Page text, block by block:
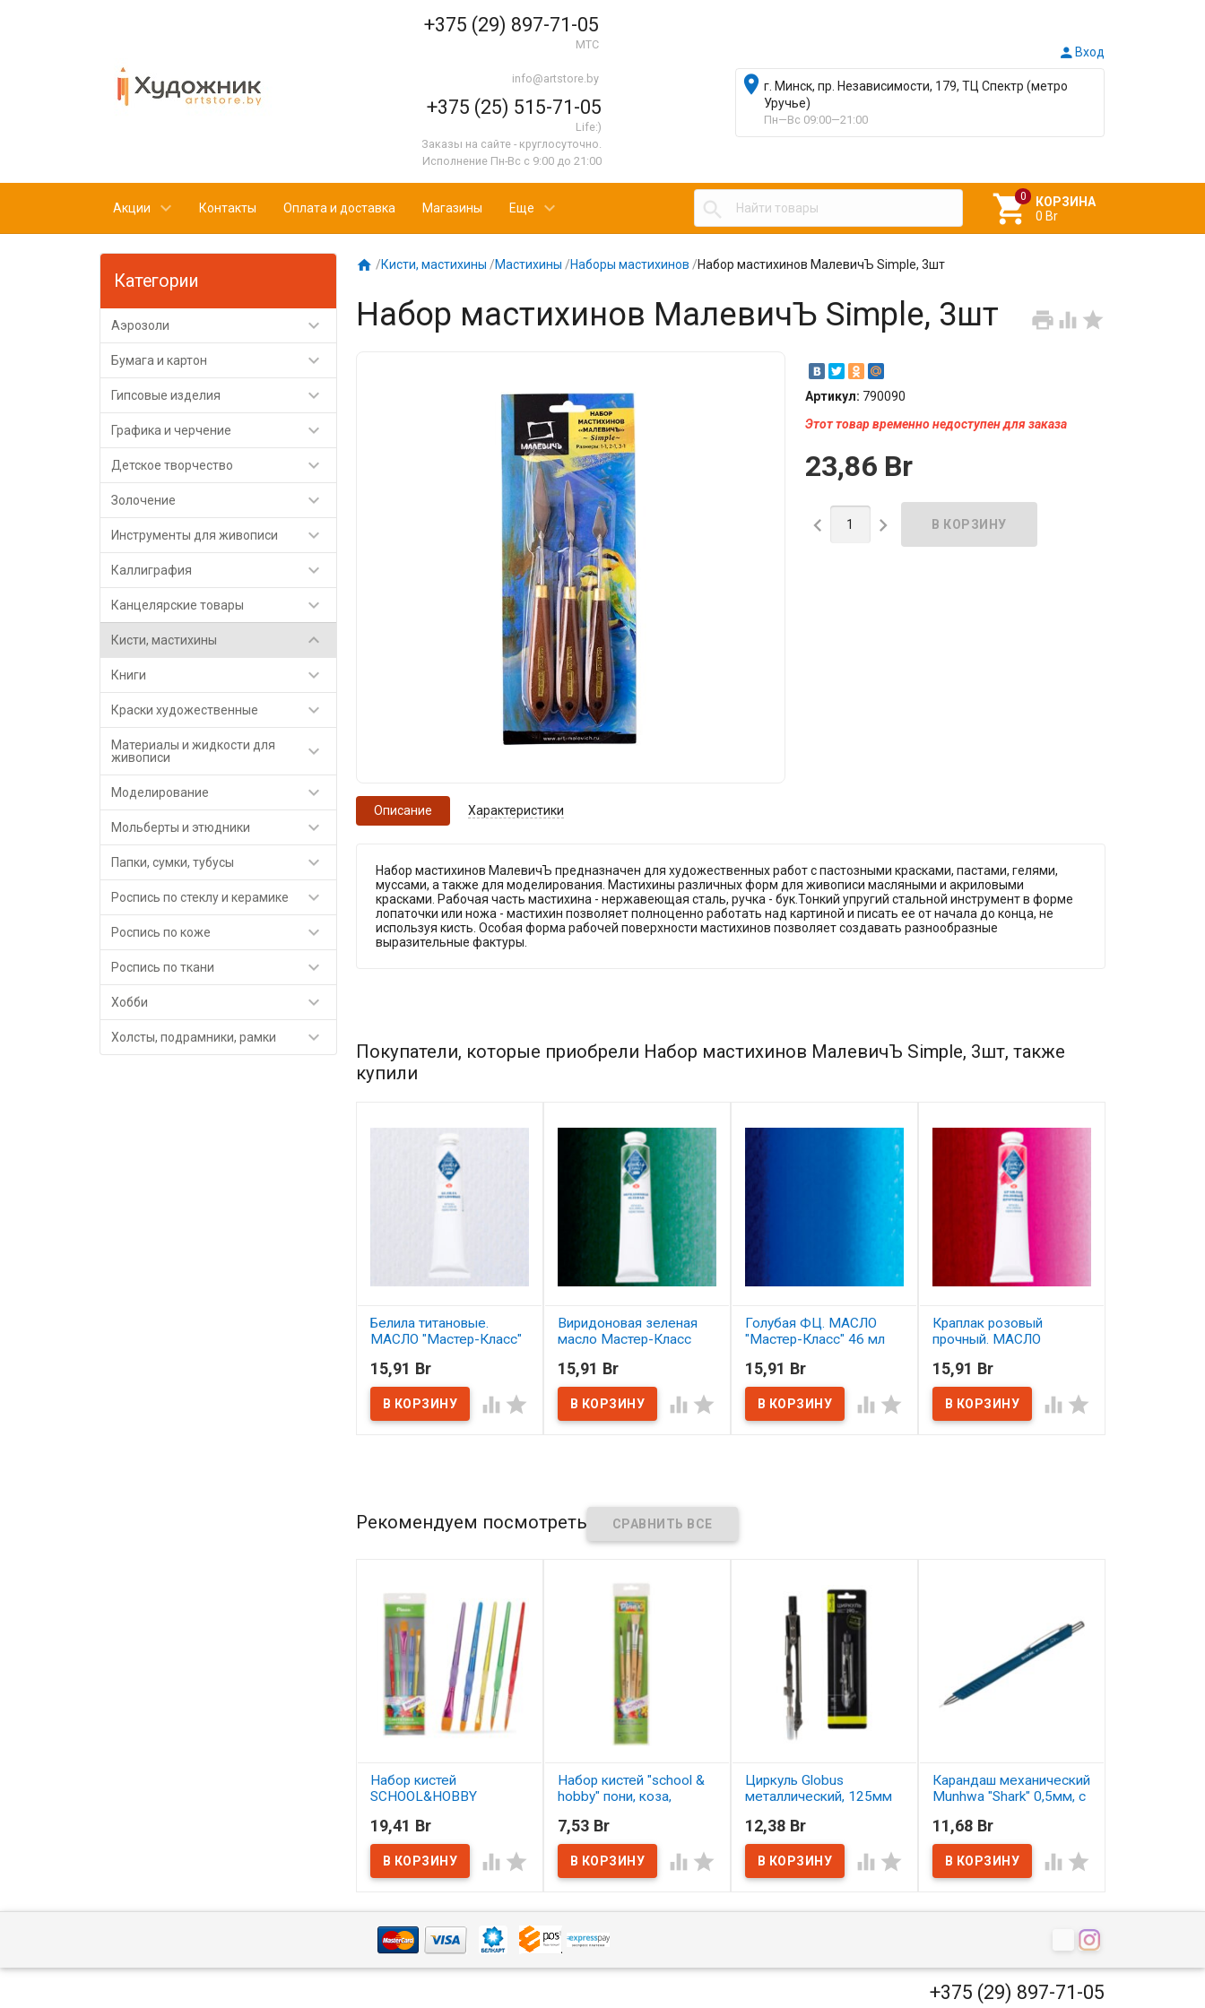
+375 (29) 897-71-05
МТС
info@artstore.by
+375 (25) 515-71-05
Life:)
Заказы на сайте - круглосуточно.
Исполнение Пн-Вс с 9:00 до 21:00
Вход
г. Минск, пр. Независимости, 179, ТЦ Спектр (метро
Уручье)
Пн—Вс 09:00—21:00
Акции Контакты Оплата и доставка Магазины Еще  
КОРЗИНА
0 Br
Категории
Аэрозоли 
Бумага и картон 
Гипсовые изделия 
Графика и черчение 
Детское творчество 
Золочение 
Инструменты для живописи 
Каллиграфия 
Канцелярские товары 
Кисти, мастихины 
Книги 
Краски художественные 
Материалы и жидкости для
живописи

Моделирование 
Мольберты и этюдники 
Папки, сумки, тубусы 
Роспись по стеклу и керамике 
Роспись по коже 
Роспись по ткани 
Хобби 
Холсты, подрамники, рамки 
 /Кисти, мастихины /Мастихины /Наборы мастихинов /Набор мастихинов МалевичЪ Simple, 3шт
  
Набор мастихинов МалевичЪ Simple, 3шт
Артикул: 790090
Этот товар временно недоступен для заказа
23,86 Br
 
Описание Характеристики
Набор мастихинов МалевичЪ предназначен для художественных работ с пастозными красками, пастами, гелями,
муссами, а также для моделирования. Мастихины различных форм для живописи масляными и акриловыми
красками. Рабочая часть мастихина - нержавеющая сталь, ручка - бук.Тонкий упругий стальной инструмент в форме
лопаточки или ножа - мастихин позволяет полноценно работать над картиной и писать ее от начала до конца, не
используя кисть. Особая форма рабочей поверхности мастихинов позволяет создавать разнообразные
выразительные фактуры.
Покупатели, которые приобрели Набор мастихинов МалевичЪ Simple, 3шт, также
купили
Белила титановые.
МАСЛО "Мастер-Класс"
В наличии
15,91 Br
 
Виридоновая зеленая
масло Мастер-Класс
В наличии
15,91 Br
 
Голубая ФЦ. МАСЛО
"Мастер-Класс" 46 мл
В наличии
15,91 Br
 
Краплак розовый
прочный. МАСЛО
В наличии
15,91 Br
 
Рекомендуем посмотреть
Набор кистей
SCHOOL&HOBBY
АССОРТИ
В наличии
19,41 Br
 
Набор кистей "school &
hobby" пони, коза,
В наличии
7,53 Br
 
Циркуль Globus
металлический, 125мм
В наличии
12,38 Br
 
Карандаш механический
Munhwa "Shark" 0,5мм, с
В наличии
11,68 Br
 
+375 (29) 897-71-05